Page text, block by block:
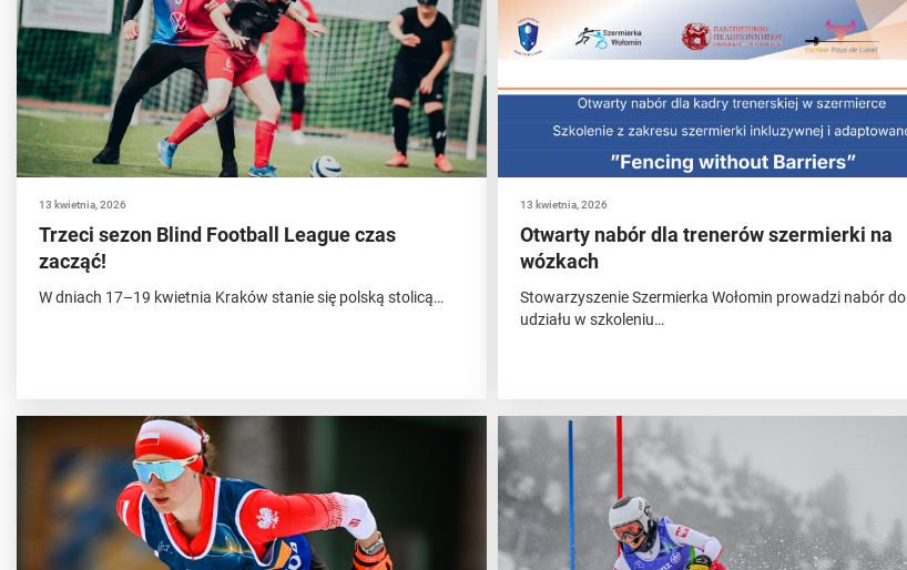
13 kwietnia, 2026
Trzeci sezon Blind Football League czas
zacząć!
W dniach 17–19 kwietnia Kraków stanie się polską stolicą…
13 kwietnia, 2026
Otwarty nabór dla trenerów szermierki na
wózkach
Stowarzyszenie Szermierka Wołomin prowadzi nabór do
udziału w szkoleniu…